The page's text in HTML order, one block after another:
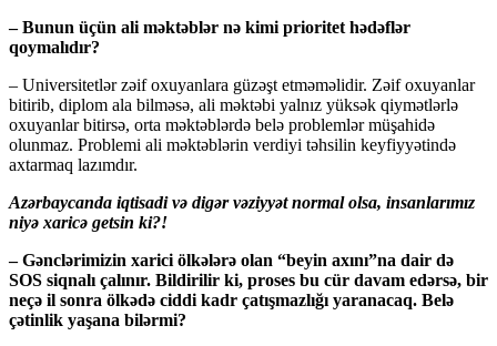
– Bunun üçün ali məktəblər nə kimi prioritet hədəflər
qoymalıdır?
– Universitetlər zəif oxuyanlara güzəşt etməməlidir. Zəif oxuyanlar
bitirib, diplom ala bilməsə, ali məktəbi yalnız yüksək qiymətlərlə
oxuyanlar bitirsə, orta məktəblərdə belə problemlər müşahidə
olunmaz. Problemi ali məktəblərin verdiyi təhsilin keyfiyyətində
axtarmaq lazımdır.
Azərbaycanda iqtisadi və digər vəziyyət normal olsa, insanlarımız
niyə xaricə getsin ki?!
– Gənclərimizin xarici ölkələrə olan “beyin axını”na dair də
SOS siqnalı çalınır. Bildirilir ki, proses bu cür davam edərsə, bir
neçə il sonra ölkədə ciddi kadr çatışmazlığı yaranacaq. Belə
çətinlik yaşana bilərmi?